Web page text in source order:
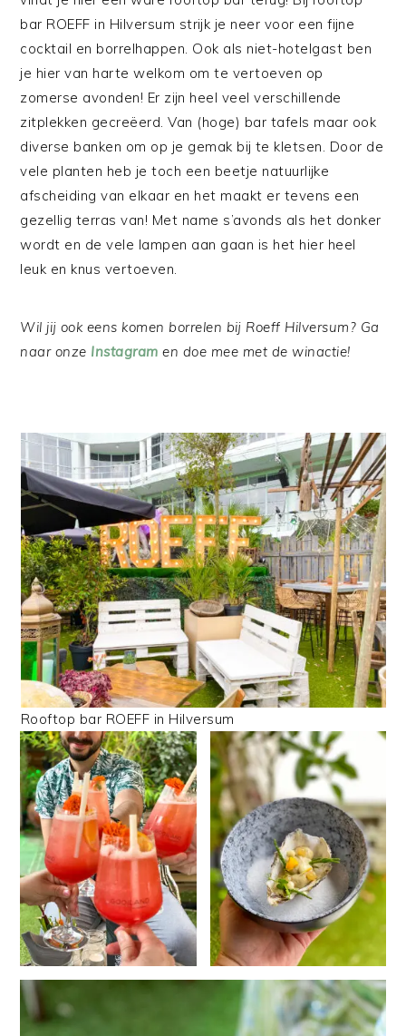
bar ROEFF in Hilversum strijk je neer voor een fijne
cocktail en borrelhappen. Ook als niet-hotelgast ben
je hier van harte welkom om te vertoeven op
zomerse avonden! Er zijn heel veel verschillende
zitplekken gecreëerd. Van (hoge) bar tafels maar ook
diverse banken om op je gemak bij te kletsen. Door de
vele planten heb je toch een beetje natuurlijke
afscheiding van elkaar en het maakt er tevens een
gezellig terras van! Met name s’avonds als het donker
wordt en de vele lampen aan gaan is het hier heel
leuk en knus vertoeven.
Wil jij ook eens komen borrelen bij Roeff Hilversum? Ga
naar onze Instagram en doe mee met de winactie!
Rooftop bar ROEFF in Hilversum